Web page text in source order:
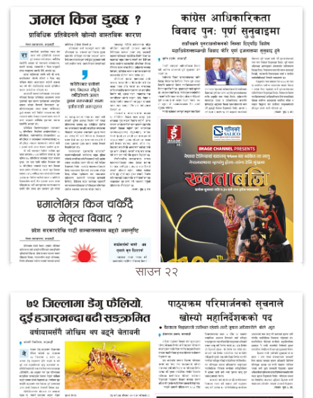
साउन २२